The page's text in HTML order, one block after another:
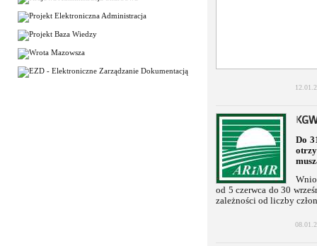
Do
od 5 czerwca do 30
zależności od liczby